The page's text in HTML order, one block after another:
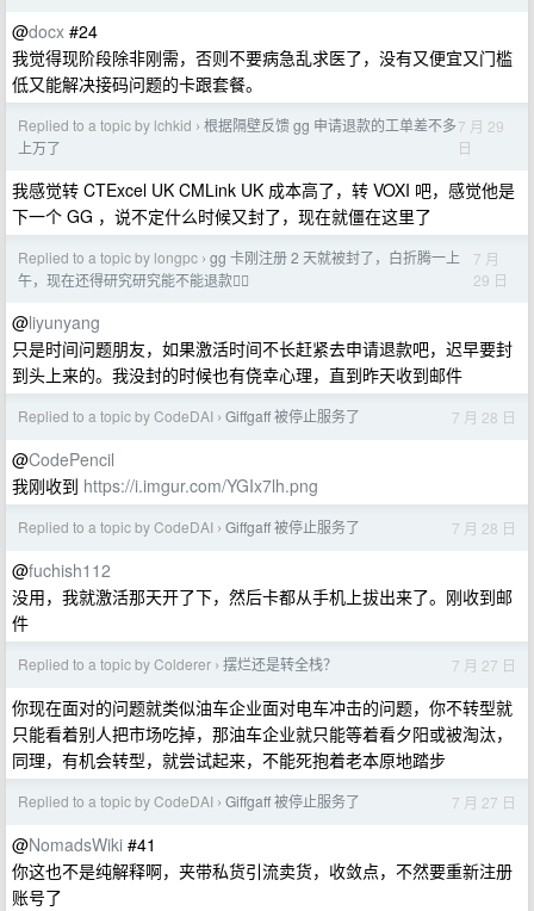
@docx #24
我觉得现阶段除非刚需，否则不要病急乱求医了，没有又便宜又门槛
低又能解决接码问题的卡跟套餐。
Replied to a topic by lchkid › 根据隔壁反馈 gg 申请退款的工单差不多
上万了
7 月 29
日
我感觉转 CTExcel UK CMLink UK 成本高了，转 VOXI 吧，感觉他是
下一个 GG ，说不定什么时候又封了，现在就僵在这里了
Replied to a topic by longpc › gg 卡刚注册 2 天就被封了，白折腾一上
午，现在还得研究研究能不能退款🙂‍↔️
7 月
29 日
@liyunyang
只是时间问题朋友，如果激活时间不长赶紧去申请退款吧，迟早要封
到头上来的。我没封的时候也有侥幸心理，直到昨天收到邮件
Replied to a topic by CodeDAI › Giffgaff 被停止服务了 7 月 28 日
@CodePencil
我刚收到 https://i.imgur.com/YGIx7lh.png
Replied to a topic by CodeDAI › Giffgaff 被停止服务了 7 月 28 日
@fuchish112
没用，我就激活那天开了下，然后卡都从手机上拔出来了。刚收到邮
件
Replied to a topic by Colderer › 摆烂还是转全栈？ 7 月 27 日
你现在面对的问题就类似油车企业面对电车冲击的问题，你不转型就
只能看着别人把市场吃掉，那油车企业就只能等着看夕阳或被淘汰，
同理，有机会转型，就尝试起来，不能死抱着老本原地踏步
Replied to a topic by CodeDAI › Giffgaff 被停止服务了 7 月 27 日
@NomadsWiki #41
你这也不是纯解释啊，夹带私货引流卖货，收敛点，不然要重新注册
账号了